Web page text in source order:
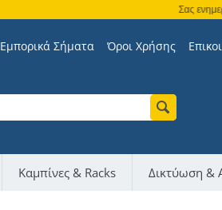
Σας
Εμπορικά Σήματα Όροι Χρήσης
Καμπίνες & Racks Δικτύωση &